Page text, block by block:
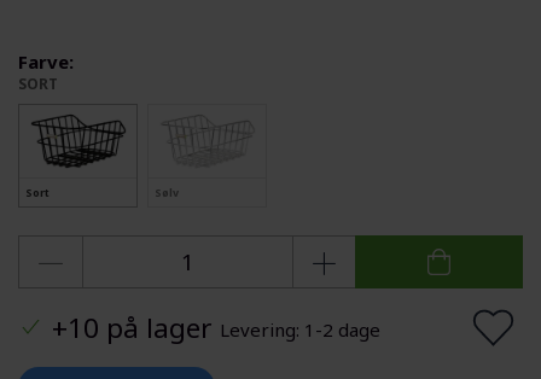
Farve:
SORT
Sort Sølv
+10 på lager Levering: 1-2 dage